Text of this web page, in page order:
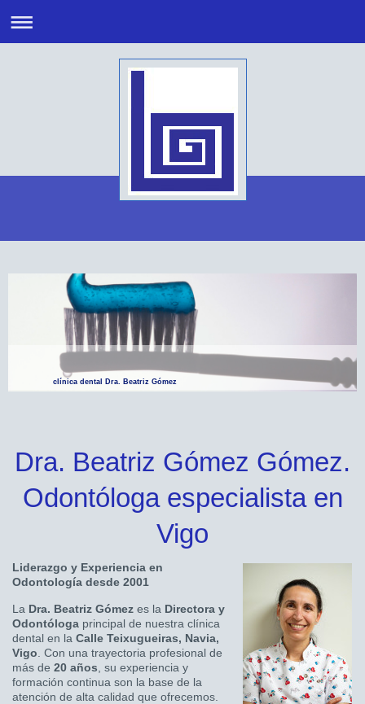
clínica dental Dra. Beatriz Gómez
Dra. Beatriz Gómez Gómez.
Odontóloga especialista en
Vigo
Liderazgo y Experiencia en
Odontología desde 2001
La Dra. Beatriz Gómez es la Directora y
Odontóloga principal de nuestra clínica
dental en la Calle Teixugueiras, Navia,
Vigo . Con una trayectoria profesional de
más de 20 años , su experiencia y
formación continua son la base de la
atención de alta calidad que ofrecemos.